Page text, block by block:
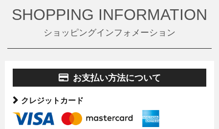
SHOPPING INFORMATION
ショッピングインフォメーション
お支払い方法について
クレジットカード